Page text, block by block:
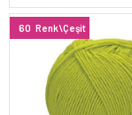
60 Renk\Çeşit